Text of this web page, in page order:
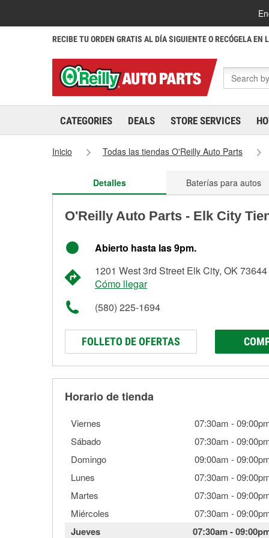
RECIBE TU ORDEN GRATIS AL DÍA SIGUIENTE O RECÓGELA EN
CATEGORIES DEALS STORE SERVICES
Inicio Todas las tiendas O'Reilly Auto Parts
Detalles Baterías para autos
O'Reilly Auto Parts - Elk City
Abierto hasta las 9pm.
1201 West 3rd Street Elk City, OK 73644
Cómo llegar
(580) 225-1694
FOLLETO DE OFERTAS
Horario de tienda
Viernes 07:30am -
Sábado
07:30am -
Domingo
09:00am -
Lunes
07:30am -
Martes
07:30am -
Miércoles
07:30am -
Jueves 07:30am-